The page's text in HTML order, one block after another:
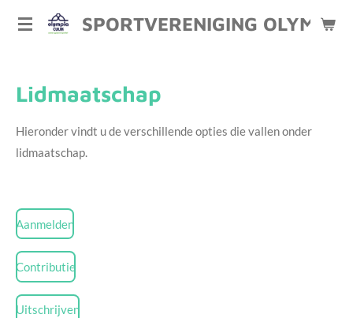
Ga
hoofdinhoud
SPORTVERENIGING OLYMPIA
Lidmaatschap
Hieronder vindt u de verschillende opties die vallen onder
lidmaatschap.
Aanmelden
Contributie
Uitschrijven